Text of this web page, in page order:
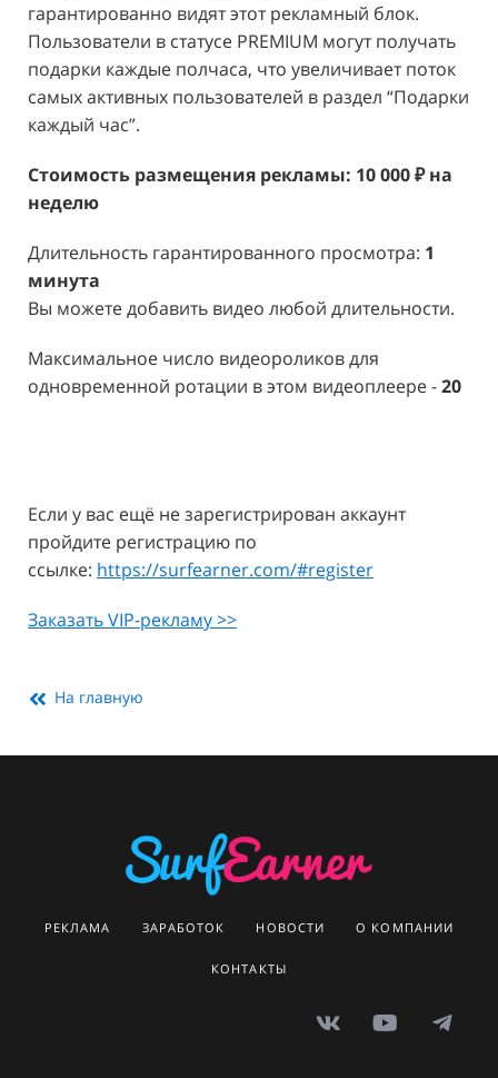
гарантированно видят этот рекламный блок.
Пользователи в статусе PREMIUM могут получать
подарки каждые полчаса, что увеличивает поток
самых активных пользователей в раздел “Подарки
каждый час”.
Стоимость размещения рекламы: 10 000 ₽ на
неделю
Длительность гарантированного просмотра: 1
минута
Вы можете добавить видео любой длительности.
Максимальное число видеороликов для
одновременной ротации в этом видеоплеере -20
Если у вас ещё не зарегистрирован аккаунт
пройдите регистрацию по
ссылке: https://surfearner.com/#register
Заказать VIP-рекламу >>
На главную
РЕКЛАМА ЗАРАБОТОК НОВОСТИ О КОМПАНИИ
КОНТАКТЫ